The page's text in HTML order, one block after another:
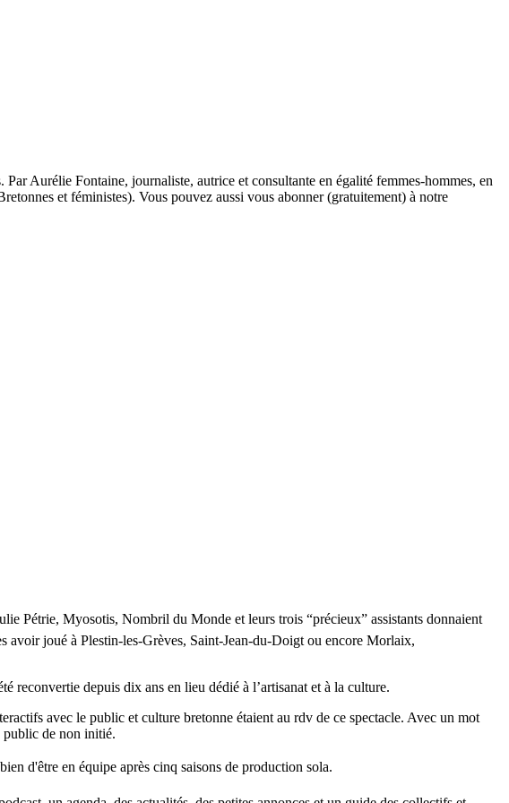
Aurélie Fontaine, journaliste, autrice et consultante en égalité femmes-hommes, en
et féministes). Vous pouvez aussi vous abonner (gratuitement) à notre
Pétrie, Myosotis, Nombril du Monde et leurs trois “précieux” assistants donnaient
avoir joué à Plestin-les-Grèves, Saint-Jean-du-Doigt ou encore Morlaix,
reconvertie depuis dix ans en lieu dédié à l’artisanat et à la culture.
avec le public et culture bretonne étaient au rdv de ce spectacle. Avec un mot
public de non initié.
d'être en équipe après cinq saisons de production sola.